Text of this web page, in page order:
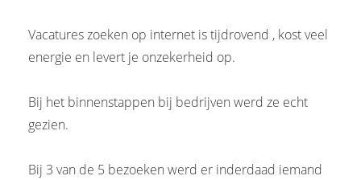
Vacatures zoeken op internet is tijdrovend , kost veel
energie en levert je onzekerheid op.
Bij het binnenstappen bij bedrijven werd ze echt
gezien.
Bij 3 van de 5 bezoeken werd er inderdaad iemand